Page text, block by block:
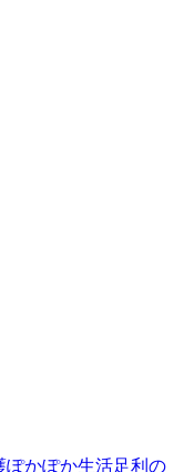
ぽかぽか生活足利の